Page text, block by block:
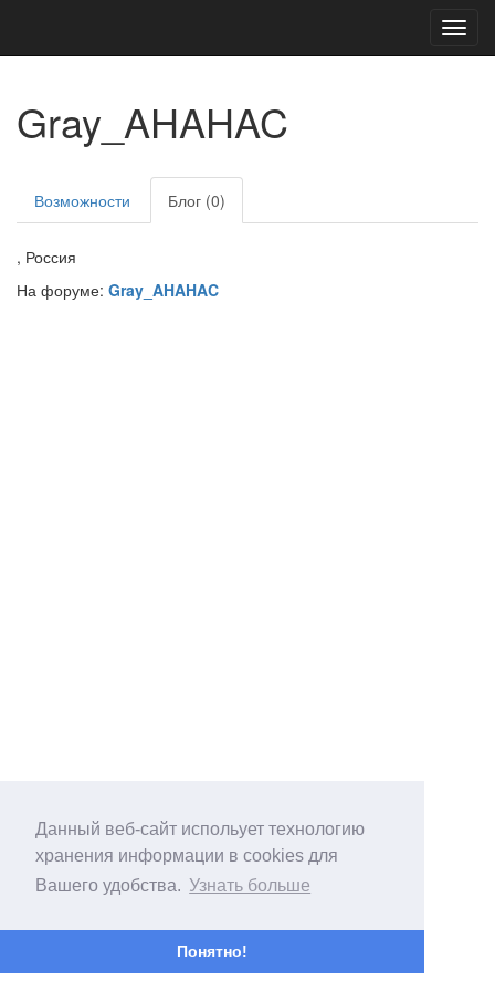
Данный веб-сайт испольует технологию
хранения информации в cookies для
Вашего удобства. Узнать больше
Понятно!
Gray_AHAHAC
Возможности Блог (0)
, Россия
На форуме: Gray_AHAHAC